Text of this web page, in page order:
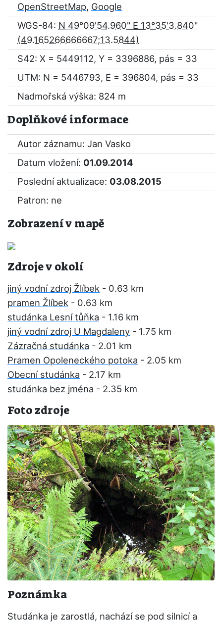
OpenStreetMap, Google
WGS-84: N 49°09'54.960" E 13°35'3.840"
S42: X = 5449112, Y = 3396886, pás = 33
UTM: N = 5446793, E = 396804, pás = 33
Nadmořská výška: 824 m
Doplňkové informace
Autor záznamu: Jan Vasko
Datum vložení: 01.09.2014
Poslední aktualizace: 03.08.2015
Patron: ne
Zobrazení v mapě
Zdroje v okolí
jiný vodní zdroj Žlíbek - 0.63 km
pramen Žlíbek - 0.63 km
studánka Lesní tůňka - 1.16 km
jiný vodní zdroj U Magdaleny - 1.75 km
Zázračná studánka - 2.01 km
Pramen Opoleneckého potoka - 2.05 km
Obecní studánka - 2.17 km
studánka bez jména - 2.35 km
Foto zdroje
Poznámka
Studánka je zarostlá, nachází se pod silnicí a